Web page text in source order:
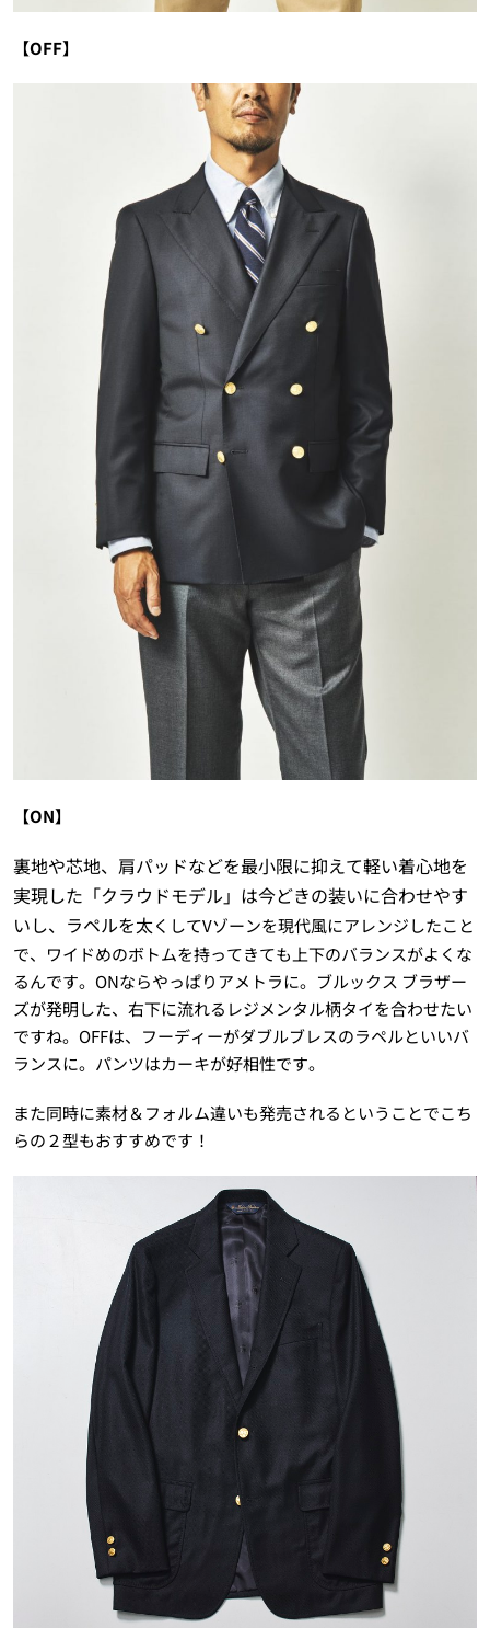
【OFF】
【ON】
裏地や芯地、肩パッドなどを最小限に抑えて軽い着心地を
実現した「クラウドモデル」は今どきの装いに合わせやす
いし、ラペルを太くしてVゾーンを現代風にアレンジしたこと
で、ワイドめのボトムを持ってきても上下のバランスがよくな
るんです。ONならやっぱりアメトラに。ブルックス ブラザー
ズが発明した、右下に流れるレジメンタル柄タイを合わせたい
ですね。OFFは、フーディーがダブルブレスのラペルといいバ
ランスに。パンツはカーキが好相性です。
また同時に素材＆フォルム違いも発売されるということでこち
らの２型もおすすめです！